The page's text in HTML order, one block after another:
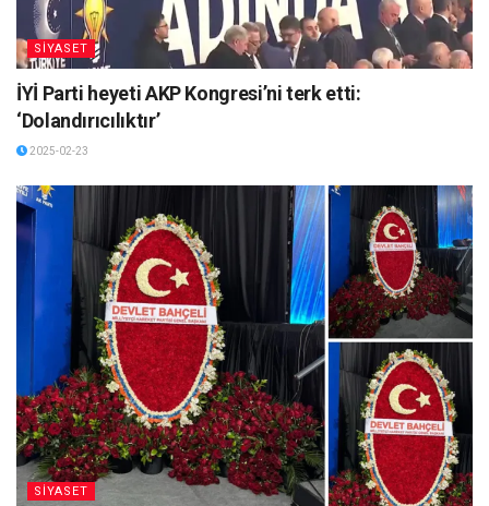
SİYASET
İYİ Parti heyeti AKP Kongresi’ni terk etti:
‘Dolandırıcılıktır’
2025-02-23
SİYASET